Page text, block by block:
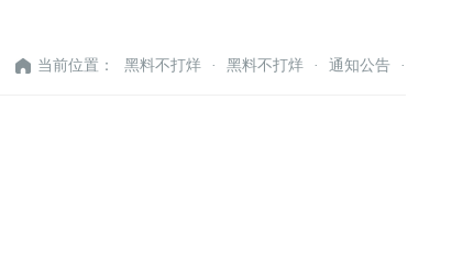
当前位置： 黑料不打烊 · 黑料不打烊 · 通知公告 ·